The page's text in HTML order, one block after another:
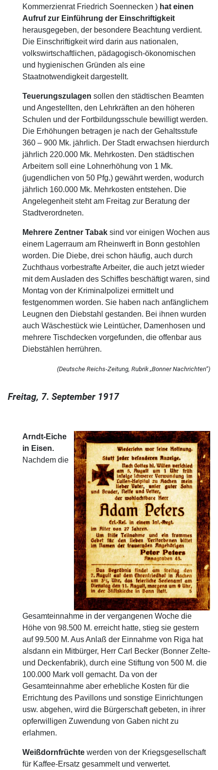
Kommerzienrat Friedrich Soennecken ) hat einen
Aufruf zur Einführung der Einschriftigkeit
herausgegeben, der besondere Beachtung verdient.
Die Einschriftigkeit wird darin aus nationalen,
volkswirtschaftlichen, pädagogisch-ökonomischen
und hygienischen Gründen als eine
Staatnotwendigkeit dargestellt.
Teuerungszulagen sollen den städtischen Beamten
und Angestellten, den Lehrkräften an den höheren
Schulen und der Fortbildungsschule bewilligt werden.
Die Erhöhungen betragen je nach der Gehaltsstufe
360 – 900 Mk. jährlich. Der Stadt erwachsen hierdurch
jährlich 220.000 Mk. Mehrkosten. Den städtischen
Arbeitern soll eine Lohnerhöhung von 1 Mk.
(jugendlichen von 50 Pfg.) gewährt werden, wodurch
jährlich 160.000 Mk. Mehrkosten entstehen. Die
Angelegenheit steht am Freitag zur Beratung der
Stadtverordneten.
Mehrere Zentner Tabak sind vor einigen Wochen aus
einem Lagerraum am Rheinwerft in Bonn gestohlen
worden. Die Diebe, drei schon häufig, auch durch
Zuchthaus vorbestrafte Arbeiter, die auch jetzt wieder
mit dem Ausladen des Schiffes beschäftigt waren, sind
Montag von der Kriminalpolizei ermittelt und
festgenommen worden. Sie haben nach anfänglichem
Leugnen den Diebstahl gestanden. Bei ihnen wurden
auch Wäschestück wie Leintücher, Damenhosen und
mehrere Tischdecken vorgefunden, die offenbar aus
Diebstählen herrühren.
(Deutsche Reichs-Zeitung, Rubrik „Bonner Nachrichten“)
Freitag, 7. September 1917
Arndt-Eiche
in Eisen.
Nachdem die
Gesamteinnahme in der vergangenen Woche die
Höhe von 98.500 M. erreicht hatte, stieg sie gestern
auf 99.500 M. Aus Anlaß der Einnahme von Riga hat
alsdann ein Mitbürger, Herr Carl Becker (Bonner Zelte-
und Deckenfabrik), durch eine Stiftung von 500 M. die
100.000 Mark voll gemacht. Da von der
Gesamteinnahme aber erhebliche Kosten für die
Errichtung des Pavillons und sonstige Einrichtungen
usw. abgehen, wird die Bürgerschaft gebeten, in ihrer
opferwilligen Zuwendung von Gaben nicht zu
erlahmen.
Weißdornfrüchte werden von der Kriegsgesellschaft
für Kaffee-Ersatz gesammelt und verwertet.